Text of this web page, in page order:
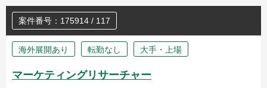
案件番号：175914 / 117
海外展開あり 転勤なし 大手・上場
マーケティングリサーチャー